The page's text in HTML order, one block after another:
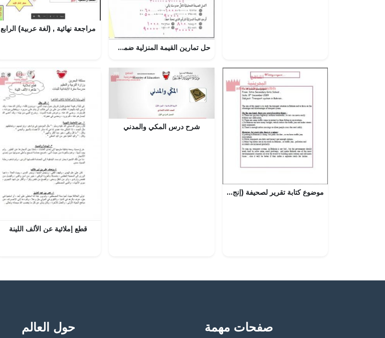
حل تمارين القيمة المنزلية ضمن مئات الألوف
مراجعة نهائية , (لغة عربية) الرابع
موضوع كتابة تقرير لصحيفة (إنج 201)
شرح درس المكي والمدني
قطع إملائية عن الألف اللينة
صفحات مهمة حول العالم